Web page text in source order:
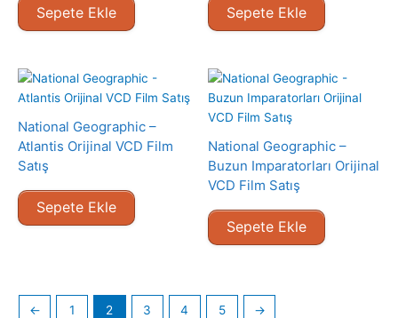
Sepete Ekle Sepete Ekle
National Geographic –
Atlantis Orijinal VCD Film
Satış
Sepete Ekle
National Geographic –
Buzun Imparatorları Orijinal
VCD Film Satış
Sepete Ekle
← 1 2 3 4 5 →